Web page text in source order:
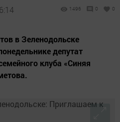
1496 0 0
в Зеленодольске
депутат
клуба «Синяя